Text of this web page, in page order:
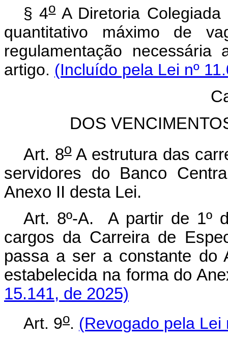
§ 4oA Diretoria
quantitativo máximo de
regulamentação
artigo. (Incluído pela Lei nº
DOS
Art. 8oA estrutura das
servidores do Banco
Anexo II desta Lei.
Art. 8º-A. A partir de 1º
cargos da Carreira de
passa a ser a constante do
estabelecida na forma do
15.141, de 2025)
Art. 9o. (Revogado pela Lei